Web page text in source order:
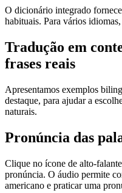
O dicionário integrado
habituais. Para vários
Tradução em
frases reais
Apresentamos exemplos
destaque, para ajudar a
naturais.
Pronúncia das
Clique no ícone de alto-
pronúncia. O áudio permite
americano e praticar uma